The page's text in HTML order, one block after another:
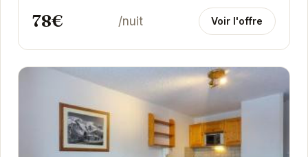
78€ /nuit Voir l'offre